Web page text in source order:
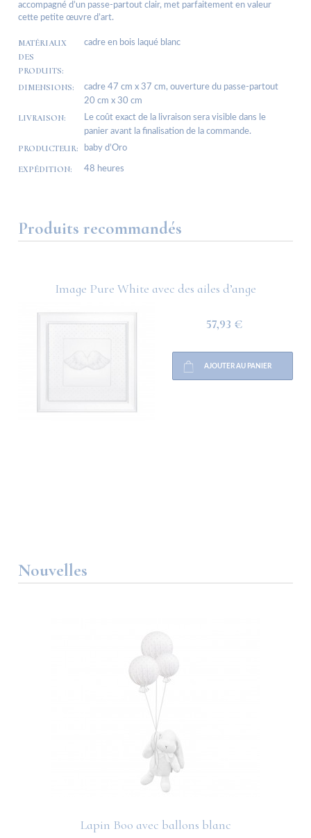
accompagné d’un passe-partout clair, met parfaitement en valeur
cette petite œuvre d’art.
MATÉRIAUX
DES
PRODUITS:
cadre en bois laqué blanc
DIMENSIONS:
cadre 47 cm x 37 cm, ouverture du passe-partout
20 cm x 30 cm
LIVRAISON:
Le coût exact de la livraison sera visible dans le
panier avant la finalisation de la commande.
PRODUCTEUR: baby d’Oro
EXPÉDITION: 48 heures
Produits recommandés
Image Pure White avec des ailes d’ange
57,93 €
AJOUTER AU PANIER
Nouvelles
Lapin Boo avec ballons blanc